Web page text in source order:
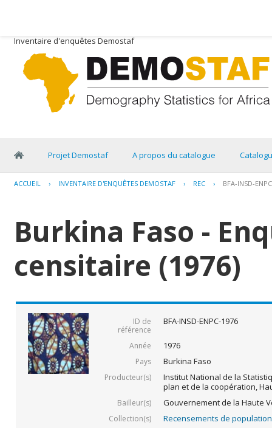
Inventaire d'enquêtes Demostaf
Projet Demostaf A propos du catalogue
ACCUEIL › INVENTAIRE D'ENQUÊTES DEMOSTAF › REC › BFA-INSD-
Burkina Faso -
censitaire (1976)
ID de
référence
BFA-INSD-ENPC-1976
Année 1976
Pays Burkina Faso
Producteur(s)
Institut National de la
plan et de la coopération,
Bailleur(s) Gouvernement de la Haute
Collection(s) Recensements de population